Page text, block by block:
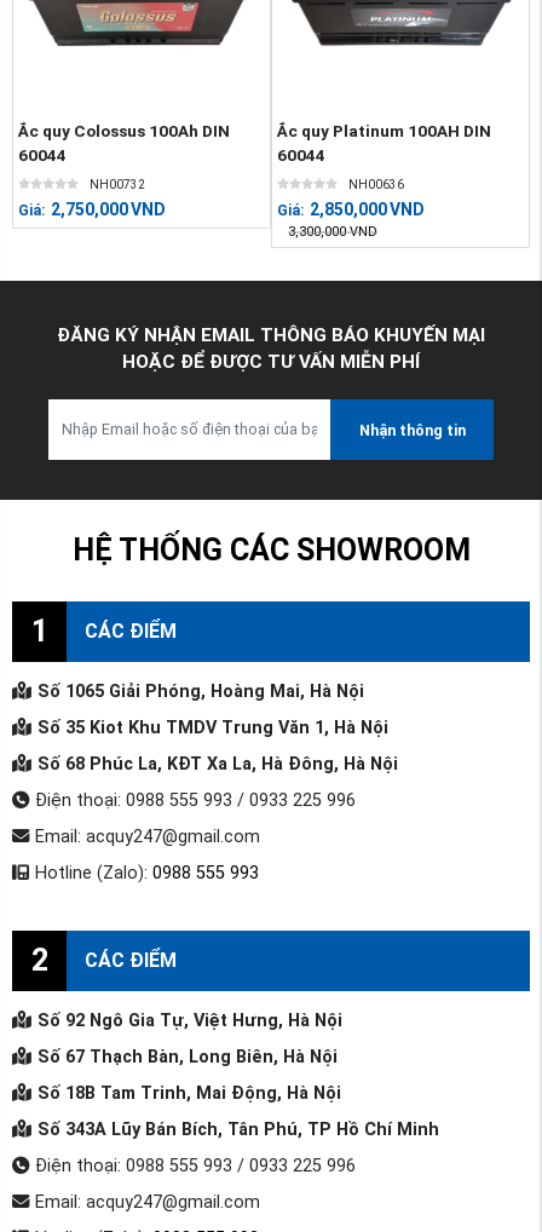
Ắc quy Colossus 100Ah DIN
60044
NH00732
Giá: 2,750,000VND
Ắc quy Platinum 100AH DIN
60044
NH00636
Giá: 2,850,000VND
3,300,000 VND
ĐĂNG KÝ NHẬN EMAIL THÔNG BÁO KHUYẾN MẠI
HOẶC ĐỂ ĐƯỢC TƯ VẤN MIỄN PHÍ
Nhận thông tin
HỆ THỐNG CÁC SHOWROOM
1 CÁC ĐIỂM
Số 1065 Giải Phóng, Hoàng Mai, Hà Nội
Số 35 Kiot Khu TMDV Trung Văn 1, Hà Nội
Số 68 Phúc La, KĐT Xa La, Hà Đông, Hà Nội
Điện thoại: 0988 555 993 / 0933 225 996
Email: acquy247@gmail.com
Hotline (Zalo): 0988 555 993
2 CÁC ĐIỂM
Số 92 Ngô Gia Tự, Việt Hưng, Hà Nội
Số 67 Thạch Bàn, Long Biên, Hà Nội
Số 18B Tam Trinh, Mai Động, Hà Nội
Số 343A Lũy Bán Bích, Tân Phú, TP Hồ Chí Minh
Điện thoại: 0988 555 993 / 0933 225 996
Email: acquy247@gmail.com